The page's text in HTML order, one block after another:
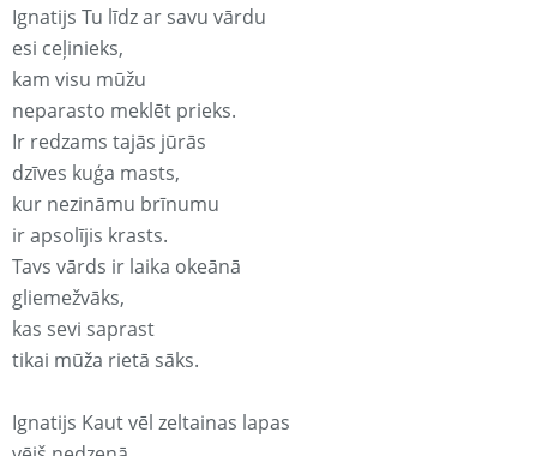
Ignatijs Tu līdz ar savu vārdu
esi ceļinieks,
kam visu mūžu
neparasto meklēt prieks.
Ir redzams tajās jūrās
dzīves kuģa masts,
kur nezināmu brīnumu
ir apsolījis krasts.
Tavs vārds ir laika okeānā
gliemežvāks,
kas sevi saprast
tikai mūža rietā sāks.
Ignatijs Kaut vēl zeltainas lapas